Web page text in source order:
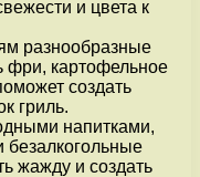
и цвета к
разнообразные
фри, картофельное
создать
гриль.
напитками,
безалкогольные
жажду и создать